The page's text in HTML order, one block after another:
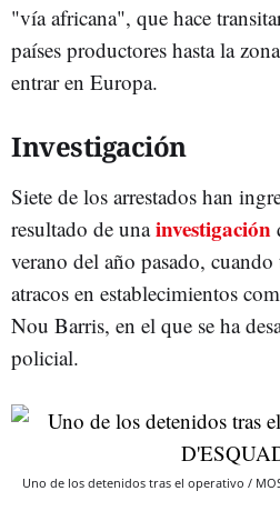
"vía africana", que hace
países productores hasta la
entrar en Europa.
Investigación
Siete de los arrestados han
resultado de unainvestigación
verano del año pasado,
atracos en establecimientos
Nou Barris, en el que se ha
policial.
Uno de los detenidos tras el operativo /